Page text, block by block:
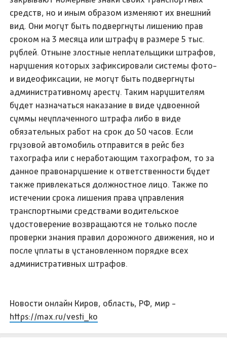
средств, но и иным образом изменяют их внешний
вид. Они могут быть подвергнуты лишению прав
сроком на 3 месяца или штрафу в размере 5 тыс.
рублей. Отныне злостные неплательщики штрафов,
нарушения которых зафиксировали системы фото-
и видеофиксации, не могут быть подвергнуты
административному аресту. Таким нарушителям
будет назначаться наказание в виде удвоенной
суммы неуплаченного штрафа либо в виде
обязательных работ на срок до 50 часов. Если
грузовой автомобиль отправится в рейс без
тахографа или с неработающим тахографом, то за
данное правонарушение к ответственности будет
также привлекаться должностное лицо. Также по
истечении срока лишения права управления
транспортными средствами водительское
удостоверение возвращаются не только после
проверки знания правил дорожного движения, но и
после уплаты в установленном порядке всех
административных штрафов.
Новости онлайн Киров, область, РФ, мир -
https://max.ru/vesti_ko